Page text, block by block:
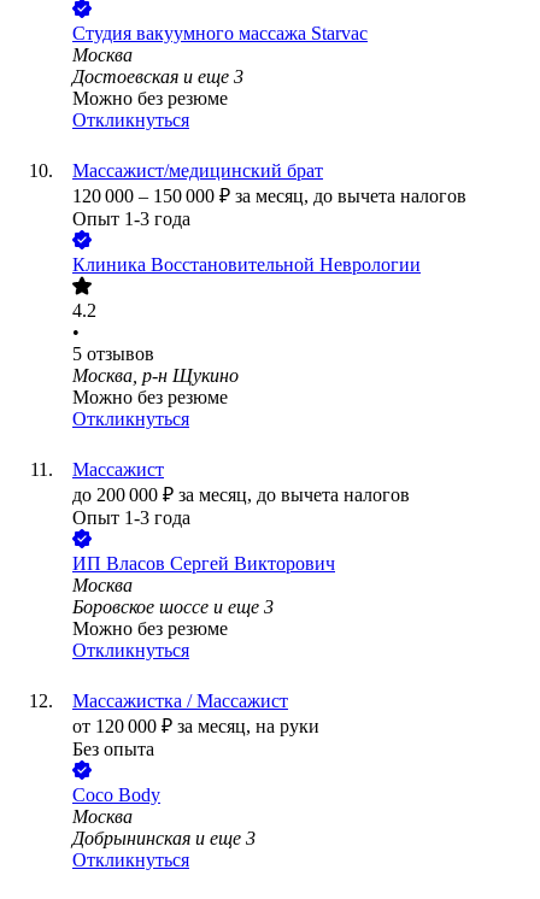
Студия вакуумного массажа Starvac
Москва
Достоевская и еще 3
Можно без резюме
Откликнуться
Массажист/медицинский брат
120 000 – 150 000 ₽ за месяц, до вычета налогов
Опыт 1-3 года
Клиника Восстановительной Неврологии
4.2
•
5 отзывов
Москва, р-н Щукино
Можно без резюме
Откликнуться
Массажист
до 200 000 ₽ за месяц, до вычета налогов
Опыт 1-3 года
ИП Власов Сергей Викторович
Москва
Боровское шоссе и еще 3
Можно без резюме
Откликнуться
Массажистка / Массажист
от 120 000 ₽ за месяц, на руки
Без опыта
Coco Body
Москва
Добрынинская и еще 3
Откликнуться